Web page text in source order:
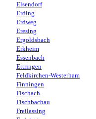
Elsendorf
Erding
Erdweg
Eresing
Ergoldsbach
Erkheim
Essenbach
Ettringen
Feldkirchen-Westerham
Finningen
Fischach
Fischbachau
Freilassing